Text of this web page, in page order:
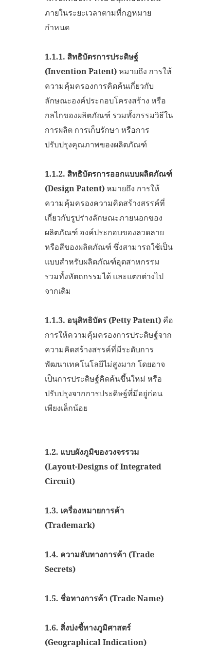
ภายในระยะเวลาตามที่กฎหมาย
กำหนด
1.1.1. สิทธิบัตรการประดิษฐ์
(Invention Patent)หมายถึง การให้
ความคุ้มครองการคิดค้นเกี่ยวกับ
ลักษณะองค์ประกอบโครงสร้าง หรือ
กลไกของผลิตภัณฑ์ รวมทั้งกรรมวิธีใน
การผลิต การเก็บรักษา หรือการ
ปรับปรุงคุณภาพของผลิตภัณฑ์
1.1.2. สิทธิบัตรการออกแบบผลิตภัณฑ์
(Design Patent)หมายถึง การให้
ความคุ้มครองความคิดสร้างสรรค์ที่
เกี่ยวกับรูปร่างลักษณะภายนอกของ
ผลิตภัณฑ์ องค์ประกอบของลวดลาย
หรือสีของผลิตภัณฑ์ ซึ่งสามารถใช้เป็น
แบบสำหรับผลิตภัณฑ์อุตสาหกรรม
รวมทั้งหัตถกรรมได้ และแตกต่างไป
จากเดิม
1.1.3. อนุสิทธิบัตร (Petty Patent) คือ
การให้ความคุ้มครองการประดิษฐ์จาก
ความคิดสร้างสรรค์ที่มีระดับการ
พัฒนาเทคโนโลยีไม่สูงมาก โดยอาจ
เป็นการประดิษฐ์คิดค้นขึ้นใหม่ หรือ
ปรับปรุงจากการประดิษฐ์ที่มีอยู่ก่อน
เพียงเล็กน้อย
1.2. แบบผังภูมิของวงจรรวม
(Layout-Designs of Integrated
Circuit)
1.3. เครื่องหมายการค้า
(Trademark)
1.4. ความลับทางการค้า (Trade
Secrets)
1.5. ชื่อทางการค้า (Trade Name)
1.6. สิ่งบ่งชี้ทางภูมิศาสตร์
(Geographical Indication)